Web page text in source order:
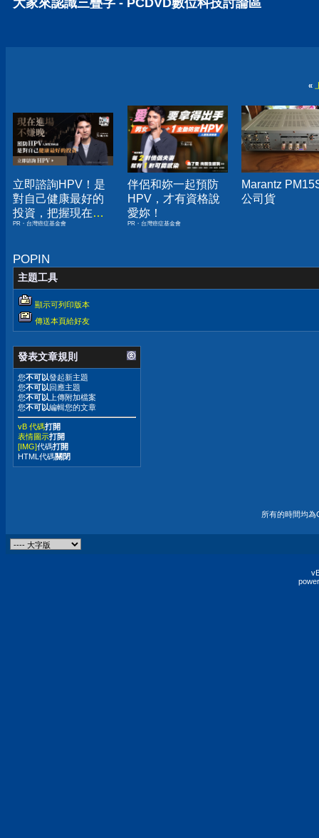
大家來認識三疊字 - PCDVD數位科技討論區
«
立即諮詢HPV！是
對自己健康最好的
投資，把握現在不
嫌晚！
PR・台灣癌症基金會
伴侶和妳一起預防
HPV，才有資格說
愛妳！
PR・台灣癌症基金會
Marantz
公司貨
POPIN
主題工具
顯示可列印版本
傳送本頁給好友
發表文章規則
您不可以發起新主題
您不可以回應主題
您不可以 上傳附加檔案
您不可以編輯您的文章
vB 代碼打開
表情圖示打開
[IMG]代碼打開
HTML代碼關閉
所有的時間均為